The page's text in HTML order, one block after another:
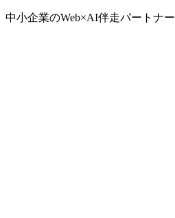
中小企業のWeb×AI伴走パートナー